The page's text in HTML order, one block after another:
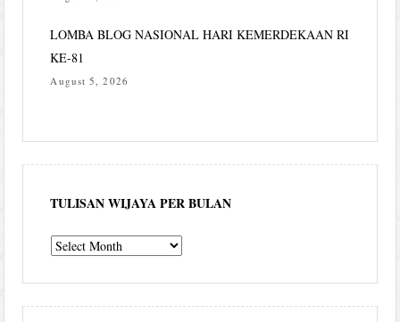
LOMBA BLOG NASIONAL HARI KEMERDEKAAN RI
KE-81
August 5, 2026
TULISAN WIJAYA PER BULAN
Tulisan
per
bulan